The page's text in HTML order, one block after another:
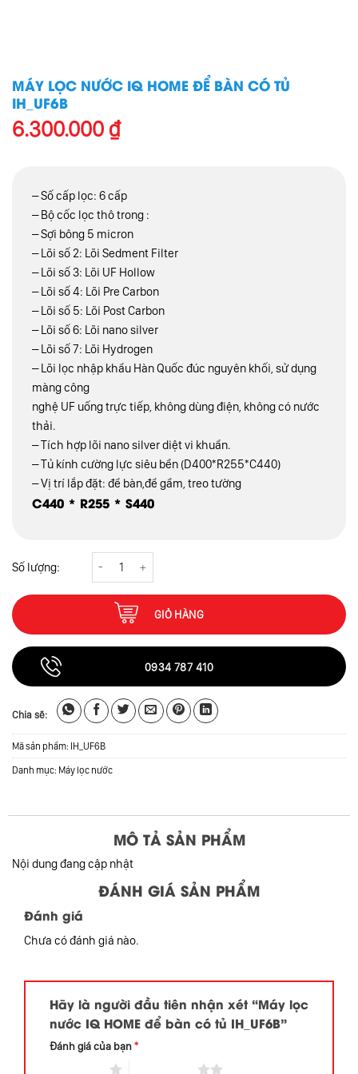
MÁY LỌC NƯỚC IQ HOME ĐỂ BÀN CÓ TỦ
IH_UF6B
6.300.000 ₫
– Số cấp lọc: 6 cấp
– Bộ cốc lọc thô trong :
– Sợi bông 5 micron
– Lõi số 2: Lõi Sedment Filter
– Lõi số 3: Lõi UF Hollow
– Lõi số 4: Lõi Pre Carbon
– Lõi số 5: Lõi Post Carbon
– Lõi số 6: Lõi nano silver
– Lõi số 7: Lõi Hydrogen
– Lõi lọc nhập khẩu Hàn Quốc đúc nguyên khối, sử dụng
màng công
nghệ UF uống trực tiếp, không dùng điện, không có nước
thải.
– Tích hợp lõi nano silver diệt vi khuẩn.
– Tủ kính cường lực siêu bền (D400*R255*C440)
– Vị trí lắp đặt: để bàn,để gầm, treo tường
C440 * R255 * S440
Máy lọc nước IQ HOME để bàn có tủ IH_UF6B số lượng
GIỎ HÀNG
0934 787 410
Chia sẽ:
Mã sản phẩm: IH_UF6B
Danh mục: Máy lọc nước
MÔ TẢ SẢN PHẨM
Nội dung đang cập nhật
ĐÁNH GIÁ SẢN PHẨM
Đánh giá
Chưa có đánh giá nào.
Hãy là người đầu tiên nhận xét “Máy lọc
nước IQ HOME để bàn có tủ IH_UF6B”
Đánh giá của bạn*